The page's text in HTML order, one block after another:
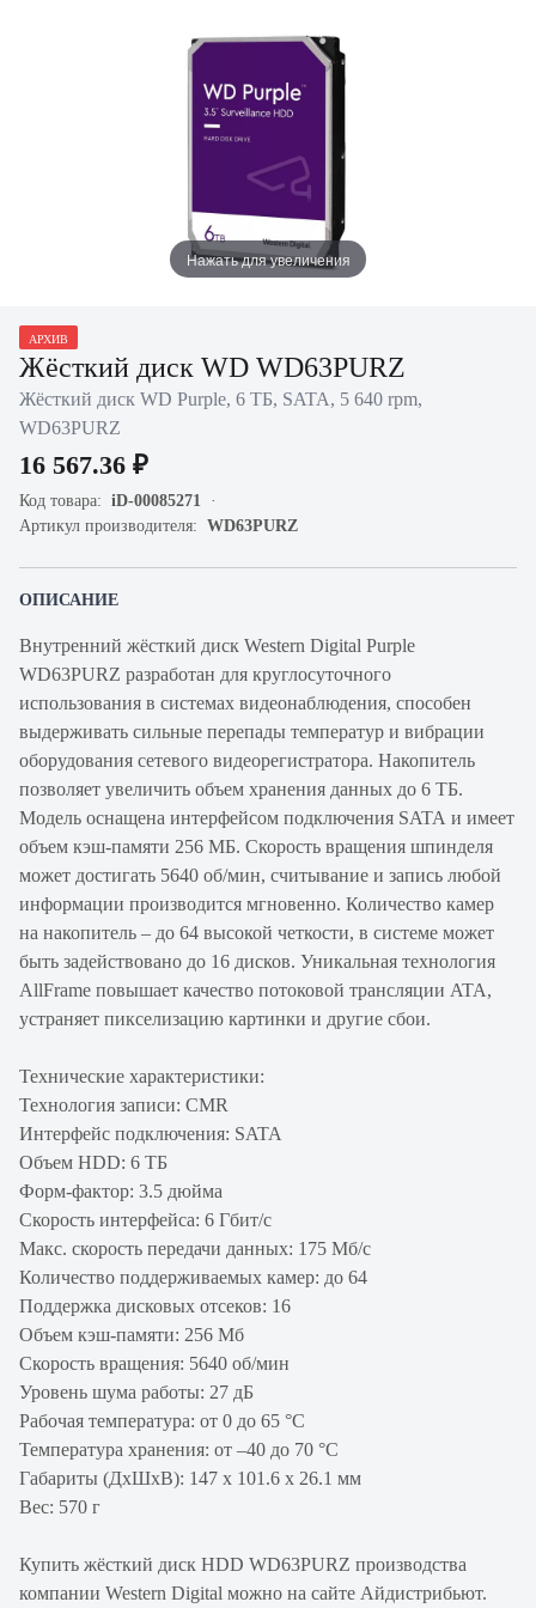
Нажать для увеличения
АРХИВ
Жёсткий диск WD WD63PURZ
Жёсткий диск WD Purple, 6 ТБ, SATA, 5 640 rpm,
WD63PURZ
16 567.36 ₽
Код товара: iD-00085271
Артикул производителя: WD63PURZ
ОПИСАНИЕ
Внутренний жёсткий диск Western Digital Purple
WD63PURZ разработан для круглосуточного
использования в системах видеонаблюдения, способен
выдерживать сильные перепады температур и вибрации
оборудования сетевого видеорегистратора. Накопитель
позволяет увеличить объем хранения данных до 6 ТБ.
Модель оснащена интерфейсом подключения SATA и имеет
объем кэш-памяти 256 МБ. Скорость вращения шпинделя
может достигать 5640 об/мин, считывание и запись любой
информации производится мгновенно. Количество камер
на накопитель – до 64 высокой четкости, в системе может
быть задействовано до 16 дисков. Уникальная технология
AllFrame повышает качество потоковой трансляции ATA,
устраняет пикселизацию картинки и другие сбои.
Технические характеристики:
Технология записи: CMR
Интерфейс подключения: SATA
Объем HDD: 6 ТБ
Форм-фактор: 3.5 дюйма
Скорость интерфейса: 6 Гбит/с
Макс. скорость передачи данных: 175 Мб/с
Количество поддерживаемых камер: до 64
Поддержка дисковых отсеков: 16
Объем кэш-памяти: 256 Мб
Скорость вращения: 5640 об/мин
Уровень шума работы: 27 дБ
Рабочая температура: от 0 до 65 °C
Температура хранения: от –40 до 70 °C
Габариты (ДхШхВ): 147 x 101.6 x 26.1 мм
Вес: 570 г
Купить жёсткий диск HDD WD63PURZ производства
компании Western Digital можно на сайте Айдистрибьют.